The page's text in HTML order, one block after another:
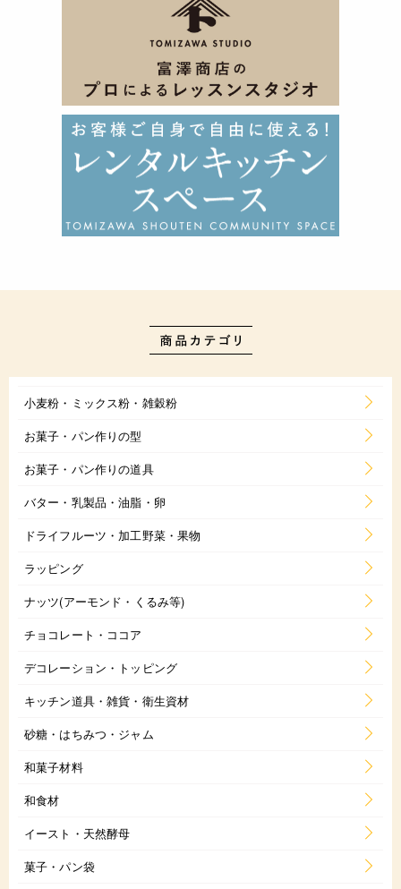
小麦粉・ミックス粉・雑穀粉
お菓子・パン作りの型
お菓子・パン作りの道具
バター・乳製品・油脂・卵
ドライフルーツ・加工野菜・果物
ラッピング
ナッツ(アーモンド・くるみ等)
チョコレート・ココア
デコレーション・トッピング
キッチン道具・雑貨・衛生資材
砂糖・はちみつ・ジャム
和菓子材料
和食材
イースト・天然酵母
菓子・パン袋